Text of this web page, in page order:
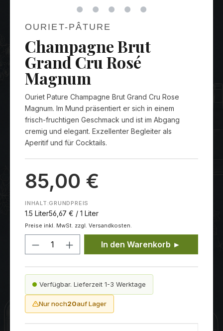
OURIET-PÂTURE
Champagne Brut
Grand Cru Rosé
Magnum
Ouriet Pature Champagne Brut Grand Cru Rose
Magnum. Im Mund präsentiert er sich in einem
frisch-fruchtigen Geschmack und ist im Abgang
cremig und elegant. Exzellenter Begleiter als
Aperitif und für Cocktails.
85,00 €
INHALT:
1.5 Liter
GRUNDPREIS
56,67 € / 1 Liter
Preise inkl. MwSt. zzgl. Versandkosten.
Produkt Anzahl: Gib den
In den Warenkorb ►
Verfügbar. Lieferzeit 1-3 Werktage
Nur noch20auf Lager